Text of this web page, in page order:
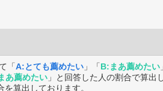
「A:とても薦めたい 」「B:まあ薦めたい
あ薦めたい 」と回答した人の割合で算出
算出しております。